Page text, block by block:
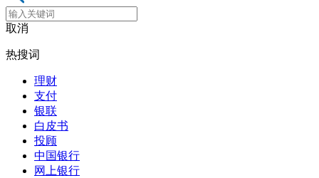
取消
热搜词
理财
支付
银联
白皮书
投顾
中国银行
网上银行